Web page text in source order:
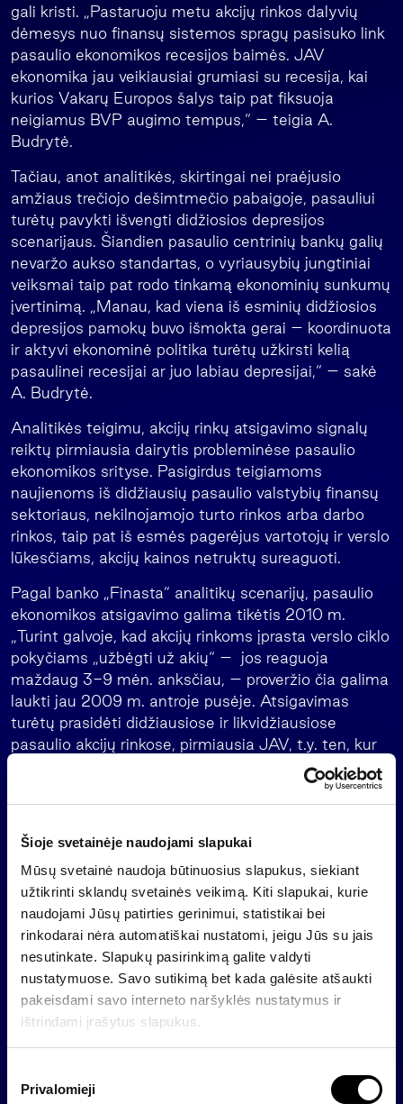
Šioje svetainėje naudojami slapukai
Mūsų svetainė naudoja būtinuosius slapukus, siekiant
užtikrinti sklandų svetainės veikimą. Kiti slapukai, kurie
naudojami Jūsų patirties gerinimui, statistikai bei
rinkodarai nėra automatiškai nustatomi, jeigu Jūs su jais
nesutinkate. Slapukų pasirinkimą galite valdyti
nustatymuose. Savo sutikimą bet kada galėsite atšaukti
pakeisdami savo interneto naršyklės nustatymus ir
ištrindami įrašytus slapukus.
Privalomieji
gali kristi. „Pastaruoju metu akcijų rinkos dalyvių
dėmesys nuo finansų sistemos spragų pasisuko link
pasaulio ekonomikos recesijos baimės. JAV
ekonomika jau veikiausiai grumiasi su recesija, kai
kurios Vakarų Europos šalys taip pat fiksuoja
neigiamus BVP augimo tempus,“ – teigia A.
Budrytė.
Tačiau, anot analitikės, skirtingai nei praėjusio
amžiaus trečiojo dešimtmečio pabaigoje, pasauliui
turėtų pavykti išvengti didžiosios depresijos
scenarijaus. Šiandien pasaulio centrinių bankų galių
nevaržo aukso standartas, o vyriausybių jungtiniai
veiksmai taip pat rodo tinkamą ekonominių sunkumų
įvertinimą. „Manau, kad viena iš esminių didžiosios
depresijos pamokų buvo išmokta gerai – koordinuota
ir aktyvi ekonominė politika turėtų užkirsti kelią
pasaulinei recesijai ar juo labiau depresijai,“ – sakė
A. Budrytė.
Analitikės teigimu, akcijų rinkų atsigavimo signalų
reiktų pirmiausia dairytis probleminėse pasaulio
ekonomikos srityse. Pasigirdus teigiamoms
naujienoms iš didžiausių pasaulio valstybių finansų
sektoriaus, nekilnojamojo turto rinkos arba darbo
rinkos, taip pat iš esmės pagerėjus vartotojų ir verslo
lūkesčiams, akcijų kainos netruktų sureaguoti.
Pagal banko „Finasta“ analitikų scenarijų, pasaulio
ekonomikos atsigavimo galima tikėtis 2010 m.
„Turint galvoje, kad akcijų rinkoms įprasta verslo ciklo
pokyčiams „užbėgti už akių“ – jos reaguoja
maždaug 3-9 mėn. anksčiau, – proveržio čia galima
laukti jau 2009 m. antroje pusėje. Atsigavimas
turėtų prasidėti didžiausiose ir likvidžiausiose
pasaulio akcijų rinkose, pirmiausia JAV, t.y. ten, kur
įsisuko akcijų kainų griūtis. Tiesa, globalizacijos
mastai lemia tai, kad šios prognozės ne visada
išgirstamos, kadangi pesimistinės investuotojų
nuotaikos akimirksniu pasklinda po visą pasaulį,“ –
teigia A. Budrytė.
Pasak analitikės, esant tokiai kainų griūčiai
investuotojams psichologiškai sunku net pažvelgti
akcijų rinkų pusėn, nors tokie laikotarpiai yra
palankiausi portfelių pertvarkymui. „Kaip ten bebūtų,
šiandien jau galima rasti ne vieną labai pigią ir
patrauklią akciją, kuri netgi piešiant patį niūriausią
ekonomikos scenarijų atrodo nepelnytai nuvertinta,“
protingiausia būtų investuoti dalimis.